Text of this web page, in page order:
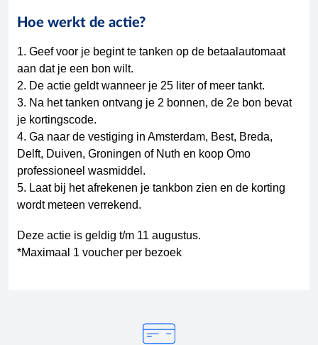
Hoe werkt de actie?
1. Geef voor je begint te tanken op de betaalautomaat
aan dat je een bon wilt.
2. De actie geldt wanneer je 25 liter of meer tankt.
3. Na het tanken ontvang je 2 bonnen, de 2e bon bevat
je kortingscode.
4. Ga naar de vestiging in Amsterdam, Best, Breda,
Delft, Duiven, Groningen of Nuth en koop Omo
professioneel wasmiddel.
5. Laat bij het afrekenen je tankbon zien en de korting
wordt meteen verrekend.
Deze actie is geldig t/m 11 augustus.
*Maximaal 1 voucher per bezoek